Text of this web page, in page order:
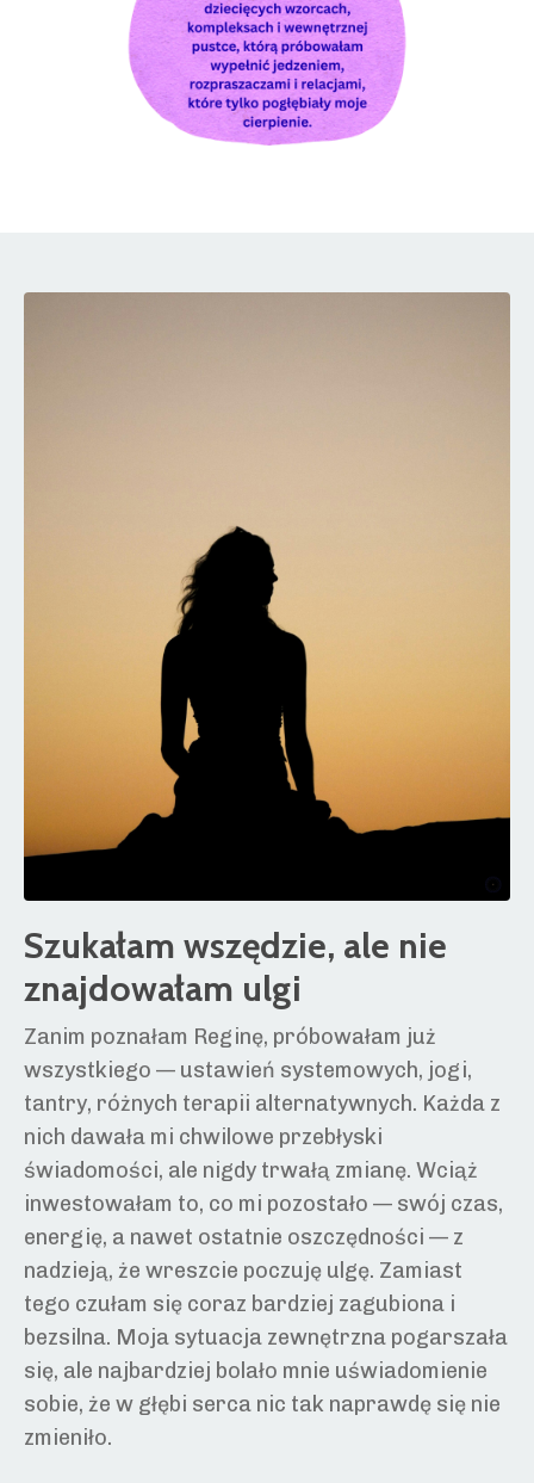
Szukałam wszędzie, ale nie
znajdowałam ulgi
Zanim poznałam Reginę, próbowałam już
wszystkiego — ustawień systemowych, jogi,
tantry, różnych terapii alternatywnych. Każda z
nich dawała mi chwilowe przebłyski
świadomości, ale nigdy trwałą zmianę. Wciąż
inwestowałam to, co mi pozostało — swój czas,
energię, a nawet ostatnie oszczędności — z
nadzieją, że wreszcie poczuję ulgę. Zamiast
tego czułam się coraz bardziej zagubiona i
bezsilna. Moja sytuacja zewnętrzna pogarszała
się, ale najbardziej bolało mnie uświadomienie
sobie, że w głębi serca nic tak naprawdę się nie
zmieniło.